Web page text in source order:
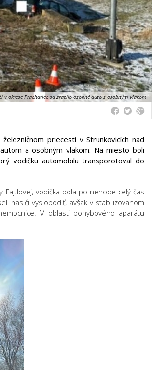
v okrese Prachatice sa zrazilo osobné auto s osobným vlakom
priecestí v Strunkovicích nad
a osobným vlakom. Na miesto boli
vodičku automobilu transporotoval do
vodička bola po nehode celý čas
hasiči vyslobodiť, avšak v stabilizovanom
V oblasti pohybového aparátu